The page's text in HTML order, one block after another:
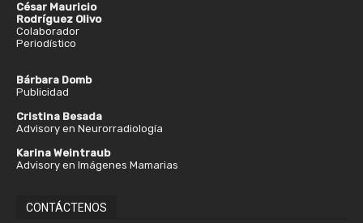
César Mauricio
Rodríguez Olivo
Colaborador
Periodístico
Bárbara Domb
Publicidad
Cristina Besada
Advisory en Neurorradiología
Karina Weintraub
Advisory en Imágenes Mamarias
CONTÁCTENOS